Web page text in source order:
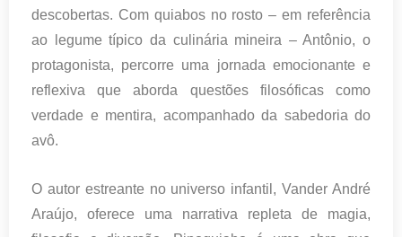
descobertas. Com quiabos no rosto – em referência
ao legume típico da culinária mineira – Antônio, o
protagonista, percorre uma jornada emocionante e
reflexiva que aborda questões filosóficas como
verdade e mentira, acompanhado da sabedoria do
avô.
O autor estreante no universo infantil, Vander André
Araújo, oferece uma narrativa repleta de magia,